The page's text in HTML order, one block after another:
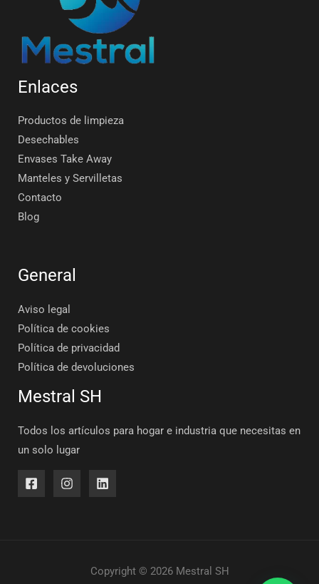
Enlaces
Productos de limpieza
Desechables
Envases Take Away
Manteles y Servilletas
Contacto
Blog
General
Aviso legal
Política de cookies
Política de privacidad
Política de devoluciones
Mestral SH
Todos los artículos para hogar e industria que necesitas en
un solo lugar
Copyright © 2026 Mestral SH